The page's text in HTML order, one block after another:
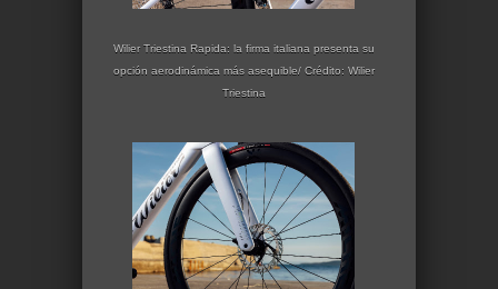
Wilier Triestina Rapida: la firma italiana presenta su
opción aerodinámica más asequible/ Crédito: Wilier
Triestina